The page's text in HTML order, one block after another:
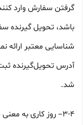
گرفتن سفارش وارد
باشد، تحویل گیرنده
شناسایی معتبر ارائه
آدرس تحویل‌گیرنده
شد.
3-۴– روز کاری به